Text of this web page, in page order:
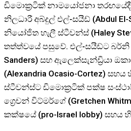
ඩිමොක්‍රටික් නාමයෝජනා
නිලධාරී අබ්දුල් එල්-සයීඩ් (Abdul
නියෝජිත හැලී ස්ටීවන්ස් (Haley
තත්ත්වයේ පසුවේ. එල්-සයීඩ්ට බර්නි
Sanders) සහ ඇලෙක්සැන්ඩ්‍රියා
(Alexandria Ocasio-Cortez)
ස්ටීවන්ස්ට ඩිමොක්‍රටික් පක්ෂ
ග්‍රෙචන් විට්මර්ගේ (Gretchen
කක්ෂයේ (pro-Israel lobby) සහය